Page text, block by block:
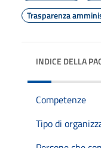
Trasparenza
INDICE DELLA
Competenze
Tipo di